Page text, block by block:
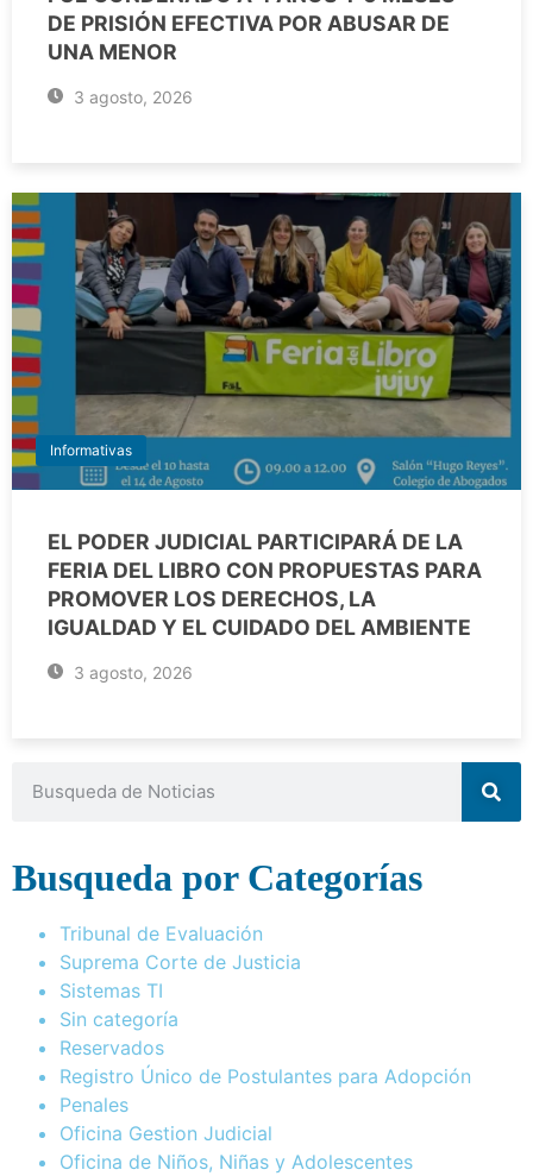
DE PRISIÓN EFECTIVA POR ABUSAR DE
UNA MENOR
3 agosto, 2026
Informativas
EL PODER JUDICIAL PARTICIPARÁ DE LA
FERIA DEL LIBRO CON PROPUESTAS PARA
PROMOVER LOS DERECHOS, LA
IGUALDAD Y EL CUIDADO DEL AMBIENTE
3 agosto, 2026
Busqueda por Categorías
Tribunal de Evaluación
Suprema Corte de Justicia
Sistemas TI
Sin categoría
Reservados
Registro Único de Postulantes para Adopción
Penales
Oficina Gestion Judicial
Oficina de Niños, Niñas y Adolescentes